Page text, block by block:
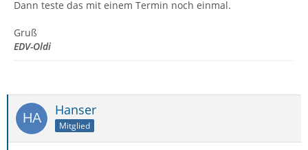
Dann teste das mit einem Termin noch einmal.
Gruß
EDV-Oldi
Hanser
Mitglied